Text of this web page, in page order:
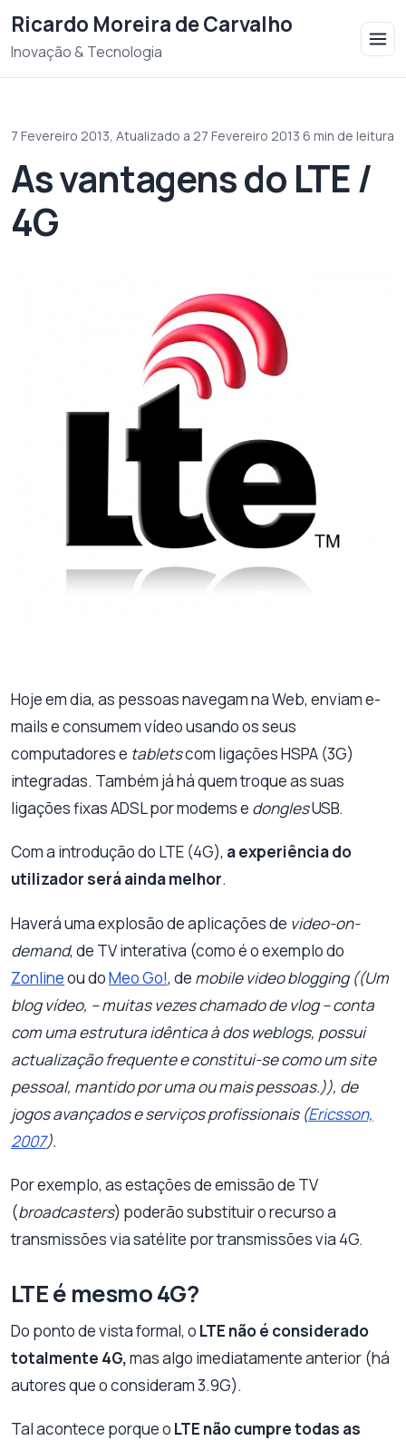
Ricardo Moreira de Carvalho
Inovação & Tecnologia
7 Fevereiro 2013, Atualizado a 27 Fevereiro 2013 6 min de leitura
As vantagens do LTE /
4G
Hoje em dia, as pessoas navegam na Web, enviam e-
mails e consumem vídeo usando os seus
computadores e tabletscom ligações HSPA (3G)
integradas. Também já há quem troque as suas
ligações fixas ADSL por modems e donglesUSB.
Com a introdução do LTE (4G), a experiência do
utilizador será ainda melhor.
Haverá uma explosão de aplicações de video-on-
demand, de TV interativa (como é o exemplo do
Zonlineou doMeo Go!, de mobile video blogging ((Um
blog vídeo, – muitas vezes chamado de vlog – conta
com uma estrutura idêntica à dos weblogs, possui
actualização frequente e constitui-se como um site
pessoal, mantido por uma ou mais pessoas.)), de
jogos avançados e serviços profissionais (Ericsson,
2007).
Por exemplo, as estações de emissão de TV
(broadcasters) poderão substituir o recurso a
transmissões via satélite por transmissões via 4G.
LTE é mesmo 4G?
Do ponto de vista formal, o LTE não é considerado
totalmente 4G,mas algo imediatamente anterior (há
autores que o consideram 3.9G).
Tal acontece porque o LTE não cumpre todas as